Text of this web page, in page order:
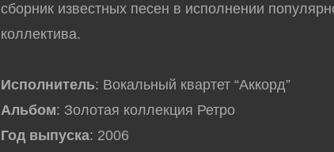
сборник известных песен в исполнении
коллектива.
Исполнитель: Вокальный квартет “Аккорд”
Альбом: Золотая коллекция Ретро
Год выпуска: 2006